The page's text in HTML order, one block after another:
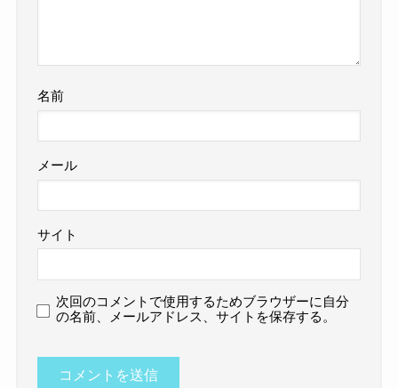
名前
メール
サイト
次回のコメントで使用するためブラウザーに自分
の名前、メールアドレス、サイトを保存する。